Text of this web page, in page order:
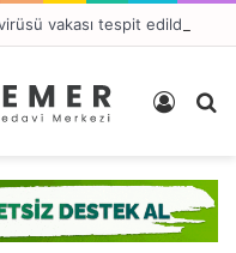
vakası tespit edildi
Kayıt